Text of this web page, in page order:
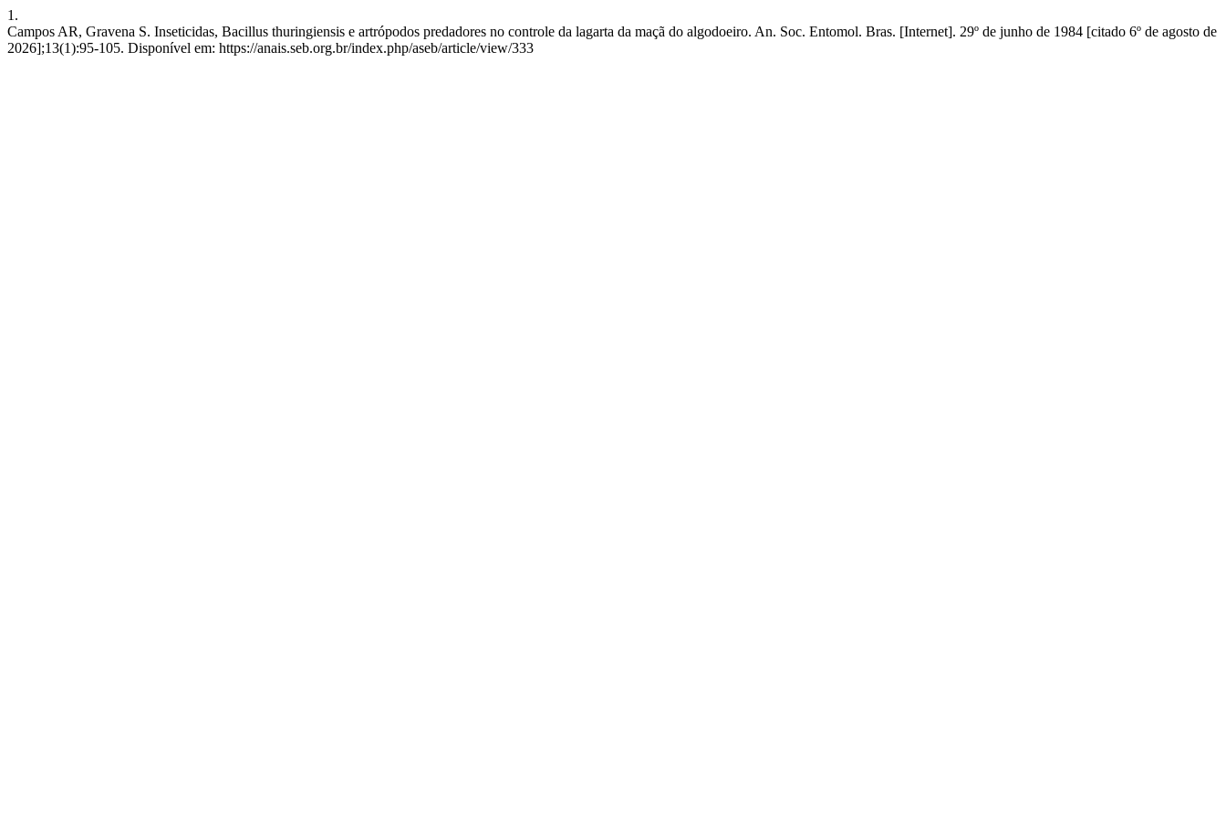
1.
Campos AR, Gravena S. Inseticidas, Bacillus thuringiensis e artrópodos predadores no controle da lagarta da maçã do algodoeiro. An. Soc. Entomol. Bras. [Internet]. 29º de junho de 1984 [citado 6º de agosto de
2026];13(1):95-105. Disponível em: https://anais.seb.org.br/index.php/aseb/article/view/333